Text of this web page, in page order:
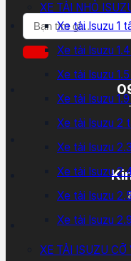
Tìm
kiếm:
XE TẢI NHỎ
Xe tải Isuzu 1
Xe tải Isuzu
Xe tải Isuzu
Xe tải Isuzu
Xe tải Isuzu 2
Xe tải Isuzu
Xe tải Isuzu
Xe tải Isuzu
Xe tải Isuzu
XE TẢI ISUZU CỠ